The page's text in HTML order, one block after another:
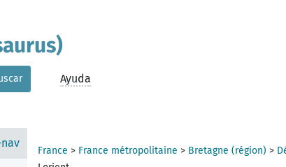
Ayuda
France > France métropolitaine > Bretagne (région) >